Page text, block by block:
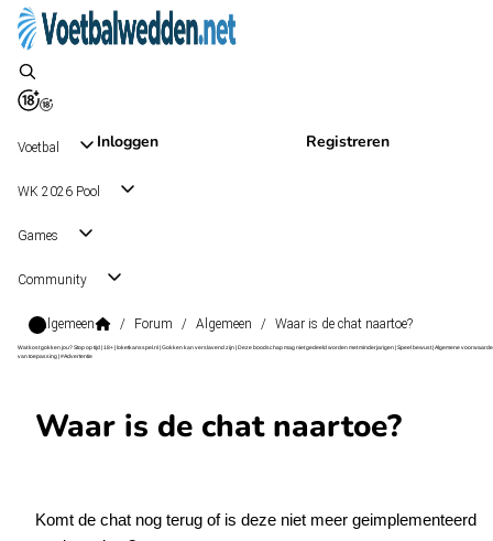
Inloggen Registreren
Voetbal
WK 2026 Pool
Games
Community
Algemeen / Forum / Algemeen / Waar is de chat naartoe?
Wat kost gokken jou? Stop op tijd | 18+ | loketkansspel.nl | Gokken kan verslavend zijn | Deze boodschap mag niet gedeeld worden met minderjarigen | Speel bewust | Algemene
van toepassing | #Advertentie
Waar is de chat naartoe?
Komt de chat nog terug of is deze niet meer geimplementeerd